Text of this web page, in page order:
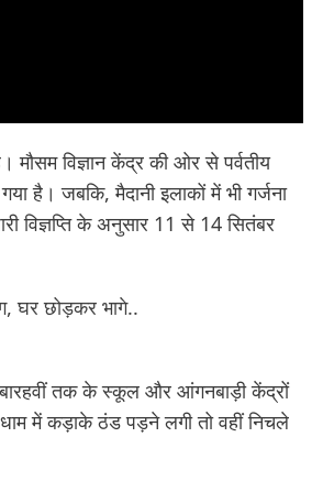
मौसम विज्ञान केंद्र की ओर से पर्वतीय
है। जबकि, मैदानी इलाकों में भी गर्जना
विज्ञप्ति के अनुसार 11 से 14 सितंबर
घर छोड़कर भागे..
तक के स्कूल और आंगनबाड़ी केंद्रों
धाम में कड़ाके ठंड पड़ने लगी तो वहीं निचले